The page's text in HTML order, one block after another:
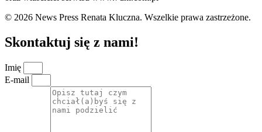
© 2026 News Press Renata Kluczna. Wszelkie prawa zastrzeżone.
Skontaktuj się z nami!
Imię
E-mail